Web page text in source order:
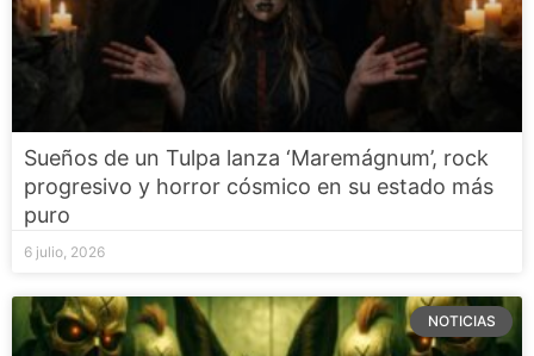
Sueños de un Tulpa lanza ‘Maremágnum’, rock
progresivo y horror cósmico en su estado más
puro
6 julio, 2026
NOTICIAS